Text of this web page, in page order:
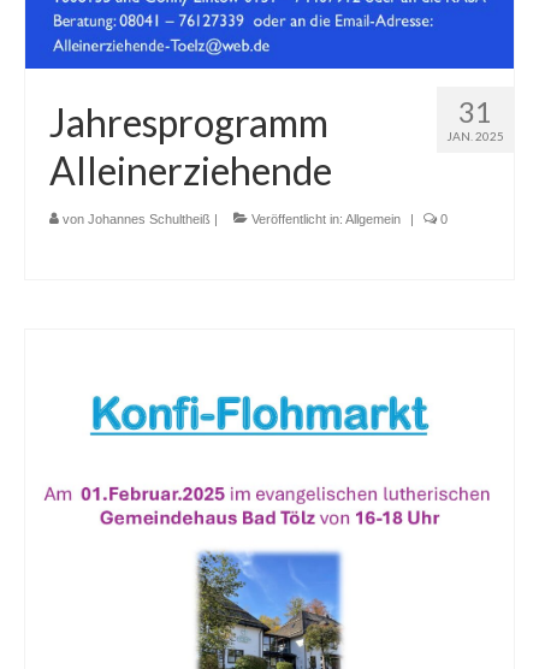
31
JAN. 2025
Jahresprogramm
Alleinerziehende
von Johannes Schultheiß | Veröffentlicht in: Allgemein | 0